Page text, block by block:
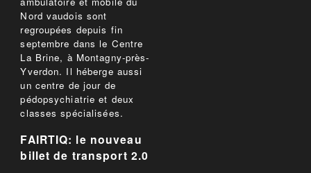
Nord vaudois sont
regroupées depuis fin
septembre dans le Centre
La Brine, à Montagny-près-
Yverdon. Il héberge aussi
un centre de jour de
pédopsychiatrie et deux
classes spécialisées.
FAIRTIQ: le nouveau
billet de transport 2.0